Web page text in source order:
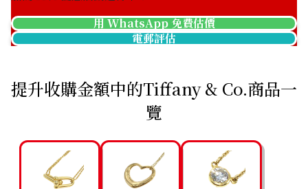
用 WhatsApp 免費估價
電郵評估
提升收購金額中的Tiffany & Co.商品一
覽